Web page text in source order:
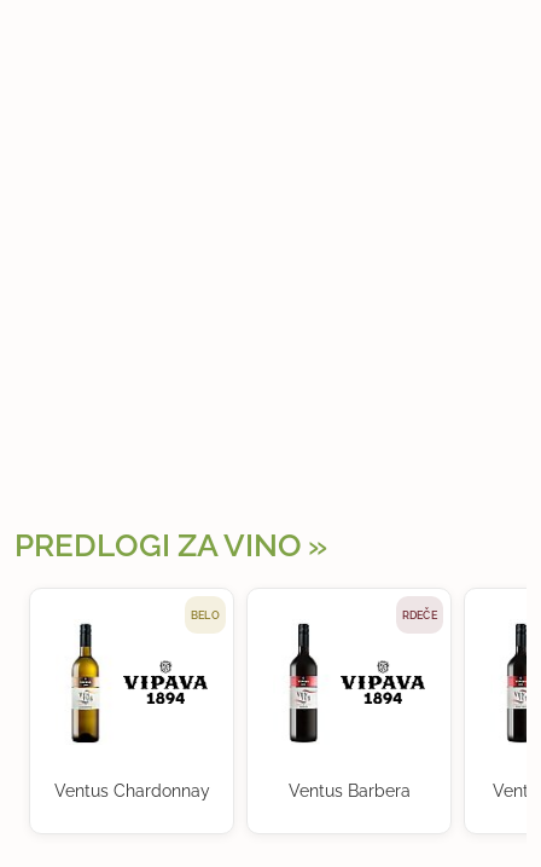
PREDLOGI ZA VINO
BELO
Ventus Chardonnay
RDEČE
Ventus Barbera